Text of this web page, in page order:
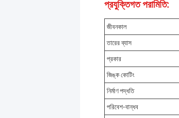
প্রযুক্তিগত পরামিতি:
জীবনকাল
তারের ব্যাস
প্রকার
জিঙ্ক কোটিং
নির্মাণ পদ্ধতি
পরিবেশ-বান্ধব